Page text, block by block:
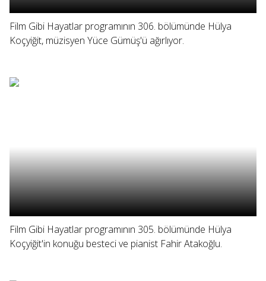
Film Gibi Hayatlar programının 306. bölümünde Hülya
Koçyiğit, müzisyen Yüce Gümüş'ü ağırlıyor.
Film Gibi Hayatlar programının 305. bölümünde Hülya
Koçyiğit'in konuğu besteci ve pianist Fahir Atakoğlu.